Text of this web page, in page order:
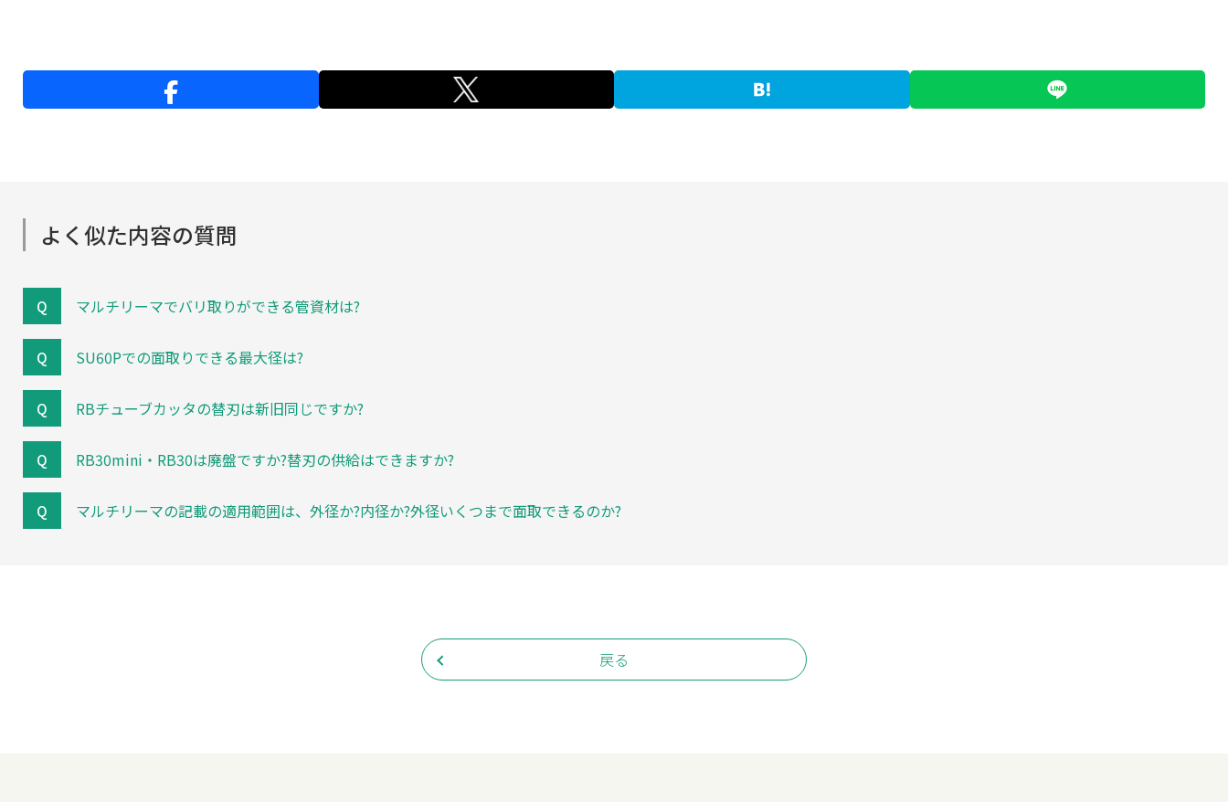
よく似た内容の質問
マルチリーマでバリ取りができる管資材は?
SU60Pでの面取りできる最大径は?
RBチューブカッタの替刃は新旧同じですか?
RB30mini・RB30は廃盤ですか?替刃の供給はできますか?
マルチリーマの記載の適用範囲は、外径か?内径か?外径いくつまで面取できるのか?
戻る